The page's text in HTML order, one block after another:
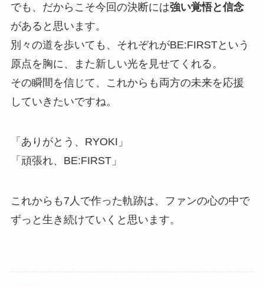
でも、だからこそ今回の決断には強い覚悟と信念
があると思います。
別々の道を歩いても、それぞれがBE:FIRSTという
原点を胸に、また新しい光を見せてくれる。
その瞬間を信じて、これからも両方の未来を応援
していきたいですね。
「ありがとう、RYOKI」
「頑張れ、BE:FIRST」
これからも7人で作った軌跡は、ファンの心の中で
ずっと生き続けていくと思います。